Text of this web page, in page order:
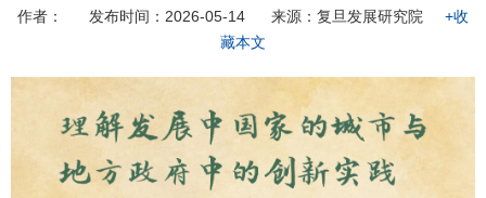
作者： 发布时间：2026-05-14 来源：复旦发展研究院
+收
藏本文